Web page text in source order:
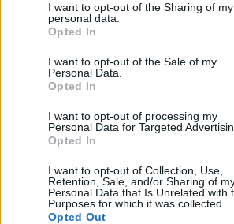
I want to opt-out of the Sharing of my
personal data.
Opted In
I want to opt-out of the Sale of my
Personal Data.
Opted In
I want to opt-out of processing my
Personal Data for Targeted
Opted In
I want to opt-out of Collection, Use,
Retention, Sale, and/or Sharing of
Personal Data that Is Unrelated with
Purposes for which it was collected.
Opted Out
Időzített bomba a kerti
grillezés közben
A grillezés a nyári étkezések egyik
formája, a meleg időjárás azonban a
okozó baktériumok gyorsabb